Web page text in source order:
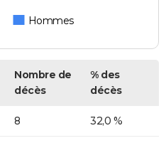
Hommes
Nombre de
décès
% des
décès
8 32,0 %